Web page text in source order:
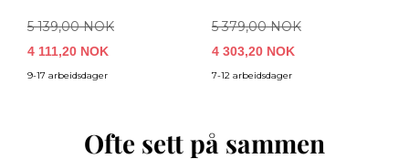
5 139,00 NOK
4 111,20 NOK
9-17 arbeidsdager
5 379,00 NOK
4 303,20 NOK
7-12 arbeidsdager
Ofte sett på sammen